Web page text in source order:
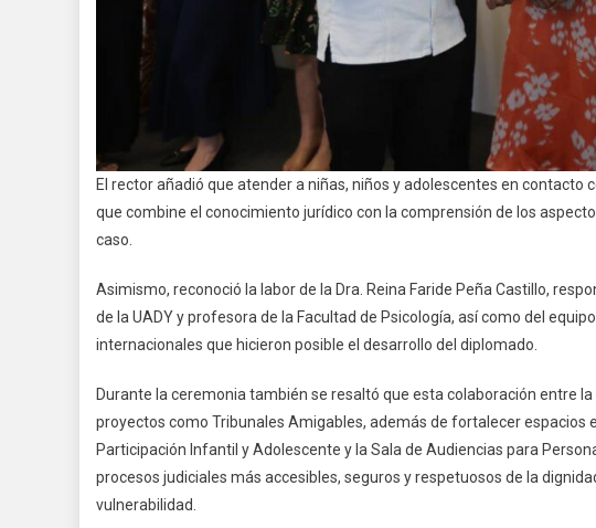
El rector añadió que atender a niñas, niños y adolescentes en contacto
que combine el conocimiento jurídico con la comprensión de los
caso.
Asimismo, reconoció la labor de la Dra. Reina Faride Peña Castillo,
de la UADY y profesora de la Facultad de Psicología, así como del
internacionales que hicieron posible el desarrollo del diplomado.
Durante la ceremonia también se resaltó que esta colaboración entre
proyectos como Tribunales Amigables, además de fortalecer espacios
Participación Infantil y Adolescente y la Sala de Audiencias para
procesos judiciales más accesibles, seguros y respetuosos de la
vulnerabilidad.